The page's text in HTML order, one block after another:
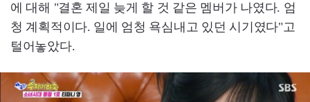
에 대해 "결혼 제일 늦게 할 것 같은 멤버가 나였다. 엄
청 계획적이다. 일에 엄청 욕심내고 있던 시기였다"고
털어놓았다.